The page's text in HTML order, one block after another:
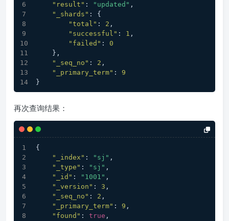
"result" : "updated" ,
"_shards" :
{
"total" : 2 ,
"successful" : 1 ,
"failed" :
0
} ,
"_seq_no" : 2 ,
"_primary_term" :
9
}
再次查询结果：
{
"_index" : "sj" ,
"_type" : "sj" ,
"_id" : "1001" ,
"_version" : 3 ,
"_seq_no" : 2 ,
"_primary_term" : 9 ,
"found" : true ,